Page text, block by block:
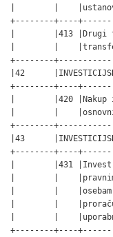
|        |
+--------+----
|        |413 |Drugi
|        |
+--------
|42
+--------+----
|        |420 |Nakup
|        |
+--------
|43
+--------+----
|        |431
|        |
|        |
|        |
|        |
+--------+----